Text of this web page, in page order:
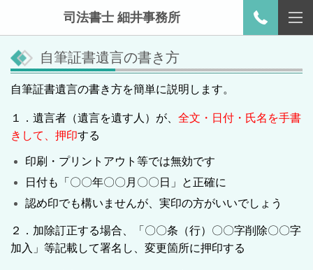
司法書士 細井事務所
自筆証書遺言の書き方
自筆証書遺言の書き方を簡単に説明します。
１．遺言者（遺言を遺す人）が、 全文・日付・氏名を手書
きして、押印する
印刷・プリントアウト等では無効です
日付も「〇〇年〇〇月〇〇日」と正確に
認め印でも構いませんが、実印の方がいいでしょう
２．加除訂正する場合、「〇〇条（行）〇〇字削除〇〇字
加入」等記載して署名し、変更箇所に押印する